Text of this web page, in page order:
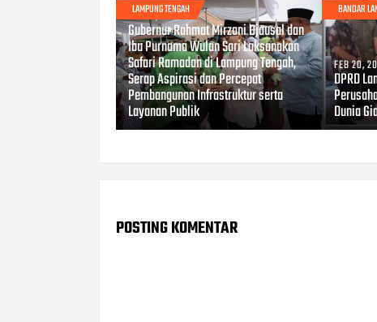
LAMPUNG TENGAH
FEB 23, 2026
Gubernur Rahmat Mirzani Djausal dan
Ibu Purnama Wulan Sari Laksanakan
Safari Ramadan di Lampung Tengah,
Serap Aspirasi dan Percepat
Pembangunan Infrastruktur serta
Layanan Publik
BANDAR
FEB 20,
DPRD
Dunia
POSTING KOMENTAR